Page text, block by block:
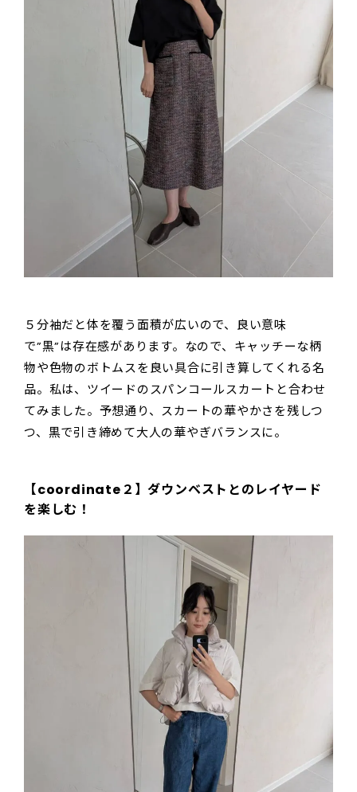
５分袖だと体を覆う面積が広いので、良い意味
で”黒”は存在感があります。なので、キャッチーな柄
物や色物のボトムスを良い具合に引き算してくれる名
品。私は、ツイードのスパンコールスカートと合わせ
てみました。予想通り、スカートの華やかさを残しつ
つ、黒で引き締めて大人の華やぎバランスに。
【coordinate２】ダウンベストとのレイヤード
を楽しむ！